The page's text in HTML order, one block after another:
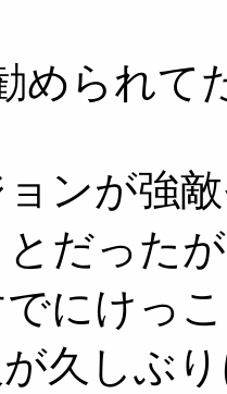
められて
ョンが強
だったが
にけっ
久しぶ